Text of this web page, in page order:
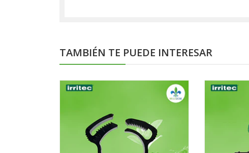
TAMBIÉN TE PUEDE INTERESAR